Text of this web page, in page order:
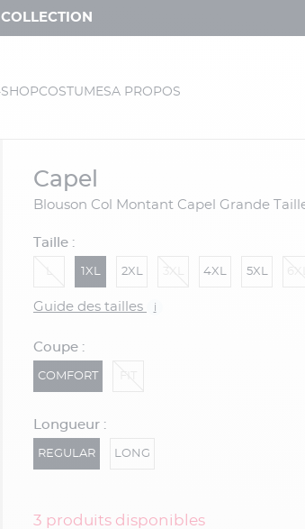
SHOPCOSTUMESA PROPOS
capel
Blouson Col Montant Capel Grande
Taille :
1XL 2XL 4XL 5XL
Guide des tailles i
Coupe :
COMFORT
Longueur :
REGULAR LONG
3 produits disponibles